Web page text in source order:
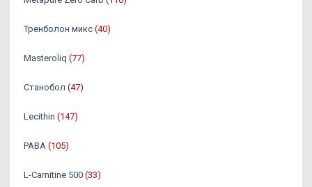
Тренболон микс (40)
Masteroliq (77)
Станобол (47)
Lecithin (147)
PABA (105)
L-Carnitine 500 (33)